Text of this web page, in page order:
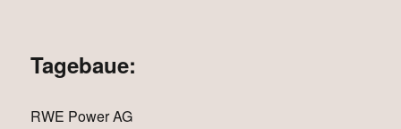
Tagebaue:
RWE Power AG